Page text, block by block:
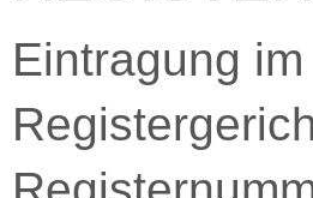
Eintragung